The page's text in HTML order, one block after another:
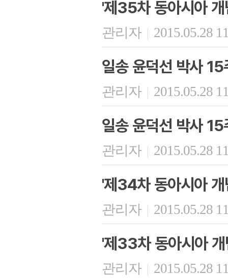
'제35차 동아시아
관리자 | 2015.05.28
일송 윤덕선 박사
관리자 | 2015.05.28
일송 윤덕선 박사
관리자 | 2015.05.28
'제34차 동아시아
관리자 | 2015.05.28
'제33차 동아시아
관리자 | 2015.05.28